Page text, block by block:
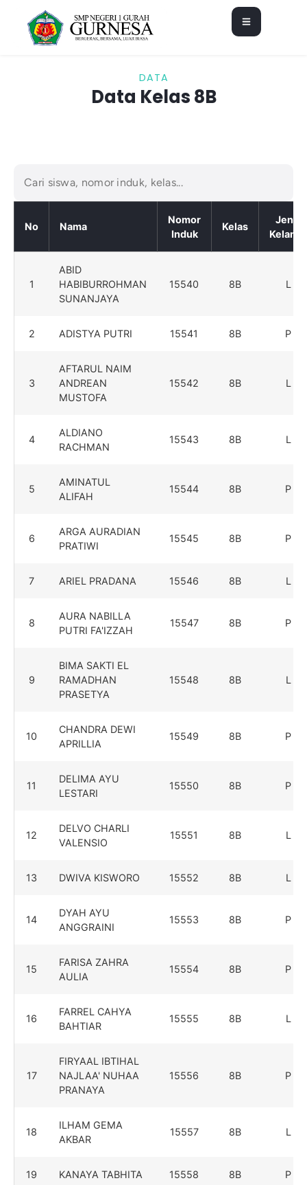
DATA
Data Kelas 8B
No Nama
Nomor
Induk
Kelas
Jenis
Kelamin
1
ABID
HABIBURROHMAN
SUNANJAYA
15540 8B L
2 ADISTYA PUTRI 15541 8B P
3
AFTARUL NAIM
ANDREAN
MUSTOFA
15542 8B L
4
ALDIANO
RACHMAN
15543 8B L
5
AMINATUL
ALIFAH
15544 8B P
6
ARGA AURADIAN
PRATIWI
15545 8B P
7 ARIEL PRADANA 15546 8B L
8
AURA NABILLA
PUTRI FA'IZZAH
15547 8B P
9
BIMA SAKTI EL
RAMADHAN
PRASETYA
15548 8B L
10
CHANDRA DEWI
APRILLIA
15549 8B P
11
DELIMA AYU
LESTARI
15550 8B P
12
DELVO CHARLI
VALENSIO
15551 8B L
13 DWIVA KISWORO 15552 8B L
14
DYAH AYU
ANGGRAINI
15553 8B P
15
FARISA ZAHRA
AULIA
15554 8B P
16
FARREL CAHYA
BAHTIAR
15555 8B L
17
FIRYAAL IBTIHAL
NAJLAA' NUHAA
PRANAYA
15556 8B P
18
ILHAM GEMA
AKBAR
15557 8B L
19 KANAYA TABHITA 15558 8B P